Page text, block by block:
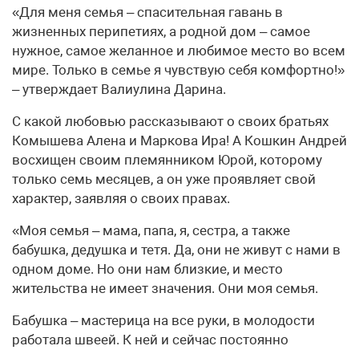
«Для меня семья – спасительная гавань в
жизненных перипетиях, а родной дом – самое
нужное, самое желанное и любимое место во всем
мире. Только в семье я чувствую себя комфортно!»
– утверждает Валиулина Дарина.
С какой любовью рассказывают о своих братьях
Комышева Алена и Маркова Ира! А Кошкин Андрей
восхищен своим племянником Юрой, которому
только семь месяцев, а он уже проявляет свой
характер, заявляя о своих правах.
«Моя семья – мама, папа, я, сестра, а также
бабушка, дедушка и тетя. Да, они не живут с нами в
одном доме. Но они нам близкие, и место
жительства не имеет значения. Они моя семья.
Бабушка – мастерица на все руки, в молодости
работала швеей. К ней и сейчас постоянно